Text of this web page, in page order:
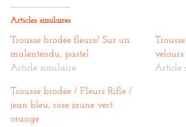
Articles similaires
Trousse brodée fleurs/ Sur un
malentendu, pastel
Article similaire
Article
Trousse brodée / Fleurs Rifle /
jean bleu, rose jaune vert
orange